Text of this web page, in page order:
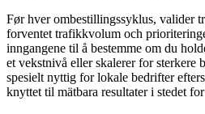
Før hver ombestillingssyklus, valider
forventet trafikkvolum och
inngangene til å bestemme om du
et vekstnivå eller skalerer for sterkere
spesielt nyttig for lokale bedrifter
knyttet til mätbara resultater i stedet